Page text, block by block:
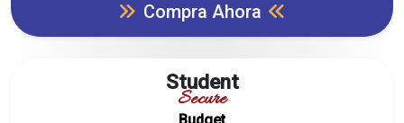
Compra Ahora
Student
Secure